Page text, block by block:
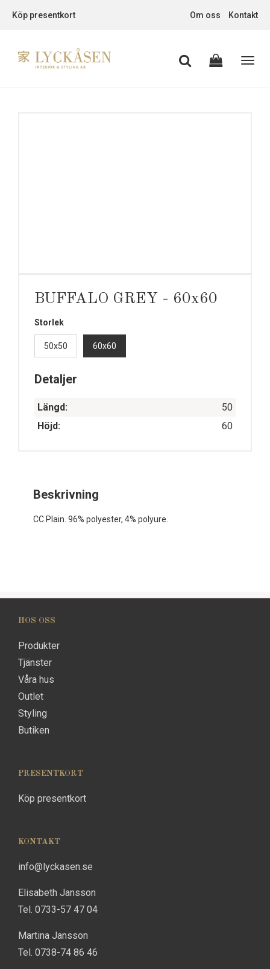
Köp presentkort Om oss Kontakt
BUFFALO GREY - 60x60
Storlek
50x50 60x60
Detaljer
Längd:
50
Höjd:
60
Beskrivning
CC Plain. 96% polyester, 4% polyure.
HOS OSS
Produkter
Tjänster
Våra hus
Outlet
Styling
Butiken
PRESENTKORT
Köp presentkort
KONTAKT
info@lyckasen.se
Elisabeth Jansson
Tel. 0733-57 47 04
Martina Jansson
Tel. 0738-74 86 46